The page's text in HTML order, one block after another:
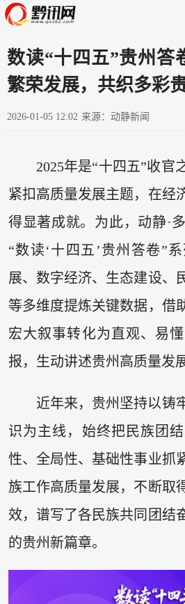
数读“十四五”贵州答
繁荣发展，共织多彩
2026-01-05 12:02 来源：动静新闻
2025年是“十四五”收官
紧扣高质量发展主题，在经
得显著成就。为此，动静·
“数读‘十四五’贵州答卷”
展、数字经济、生态建设、
等多维度提炼关键数据，借
宏大叙事转化为直观、易
报，生动讲述贵州高质量发
近年来，贵州坚持以铸
识为主线，始终把民族团
性、全局性、基础性事业抓
族工作高质量发展，不断取
效，谱写了各民族共同团结
的贵州新篇章。